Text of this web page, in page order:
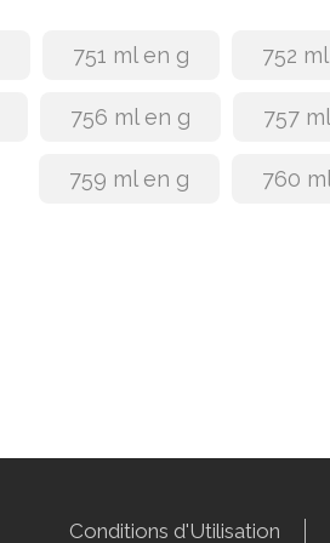
751 ml en g 752
756 ml en g 757
759 ml en g 760
Conditions d'Utilisation